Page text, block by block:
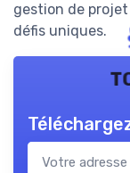
gestion de
défis uniques.